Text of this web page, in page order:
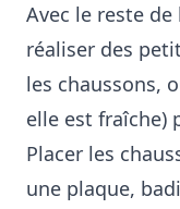
Avec le reste
réaliser des
les chaussons,
elle est fraîche)
Placer les
une plaque,